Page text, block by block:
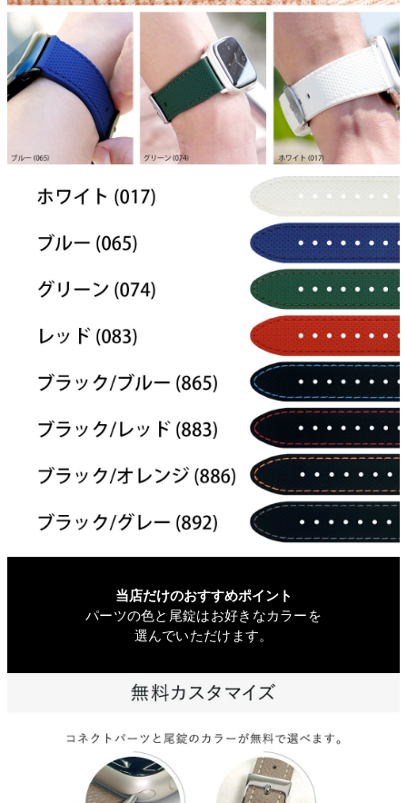
当店だけのおすすめポイント
パーツの色と尾錠はお好きなカラーを
選んでいただけます。